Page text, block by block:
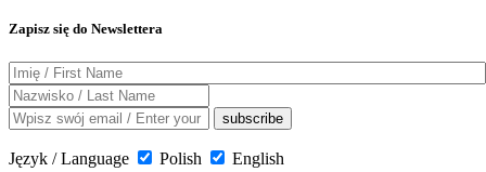
Zapisz się do Newslettera
Język / Language Polish English